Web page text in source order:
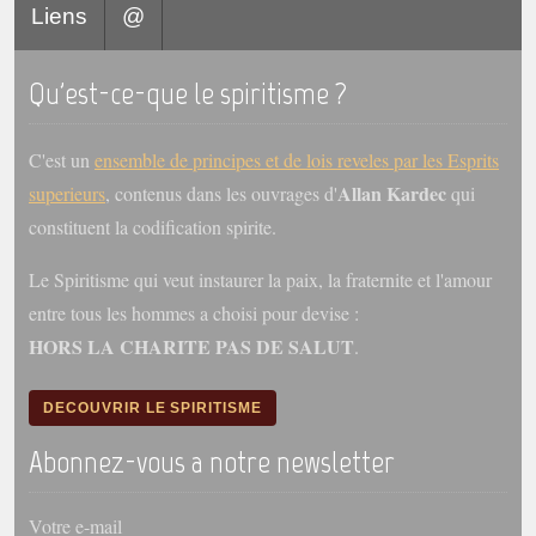
Galerie
Vidéoscope
Filmothèque
Les Illustrés
Vidéos courtes de Divaldo
Liens @
Qu'est-ce-que le spiritisme ?
C'est un ensemble de principes et de lois reveles par les Esprits
superieurs, contenus dans les ouvrages d'Allan Kardecqui
constituent la codification spirite.
Le Spiritisme qui veut instaurer la paix, la fraternite et l'amour
entre tous les hommes a choisi pour devise :
HORS LA CHARITE PAS DE SALUT.
DECOUVRIR LE SPIRITISME
Abonnez-vous a notre newsletter
Votre e-mail